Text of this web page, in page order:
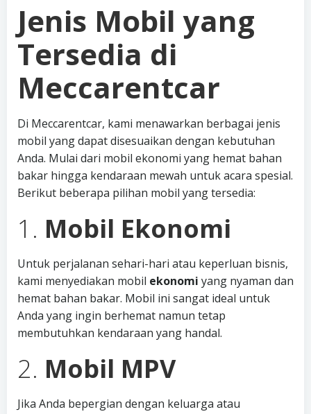
Jenis Mobil yang
Tersedia di
Meccarentcar
Di Meccarentcar, kami menawarkan berbagai jenis
mobil yang dapat disesuaikan dengan kebutuhan
Anda. Mulai dari mobil ekonomi yang hemat bahan
bakar hingga kendaraan mewah untuk acara spesial.
Berikut beberapa pilihan mobil yang tersedia:
1. Mobil Ekonomi
Untuk perjalanan sehari-hari atau keperluan bisnis,
kami menyediakan mobil ekonomi yang nyaman dan
hemat bahan bakar. Mobil ini sangat ideal untuk
Anda yang ingin berhemat namun tetap
membutuhkan kendaraan yang handal.
2. Mobil MPV
Jika Anda bepergian dengan keluarga atau